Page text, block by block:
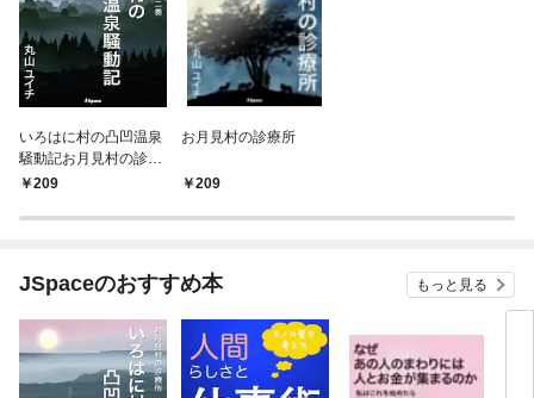
いろはに村の凸凹温泉
騒動記お月見村の診療
所 第二巻
209
お月見村の診療所
209
JSpaceのおすすめ本 もっと見る